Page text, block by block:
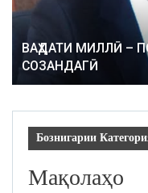
ВАҲДАТИ МИЛЛӢ –
СОЗАНДАГӢ
Бознигарии
Мақолаҳо